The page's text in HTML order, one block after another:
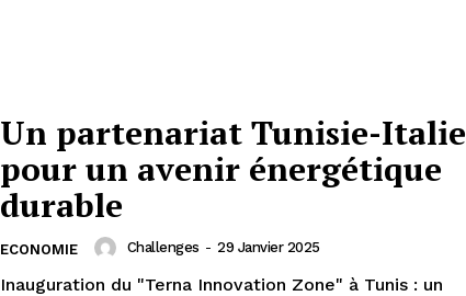
Un partenariat Tunisie-Italie
pour un avenir énergétique
durable
ECONOMIE Challenges - 29 Janvier 2025
Inauguration du "Terna Innovation Zone" à Tunis : un